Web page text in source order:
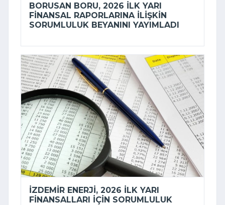
BORUSAN BORU, 2026 ILK YARI
FINANSAL RAPORLARINA ILIŞKIN
SORUMLULUK BEYANINI YAYIMLADI
İZDEMİR ENERJI, 2026 ILK YARI
FINANSALLARI IÇIN SORUMLULUK